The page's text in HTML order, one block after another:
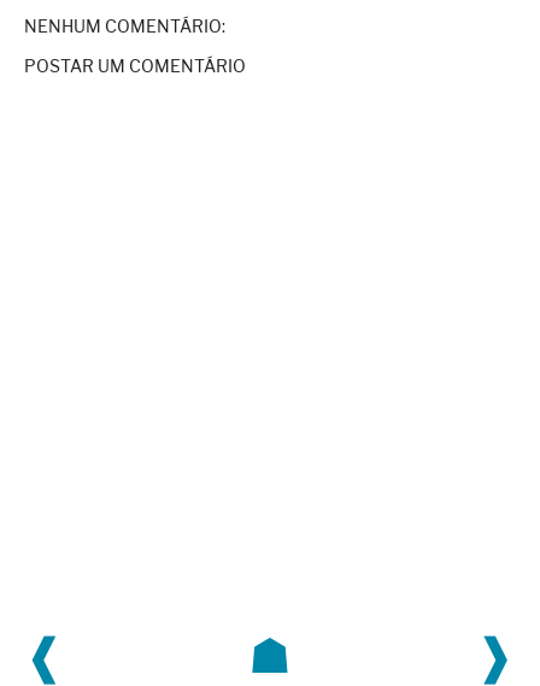
NENHUM COMENTÁRIO:
POSTAR UM COMENTÁRIO
❰ ❱
☗